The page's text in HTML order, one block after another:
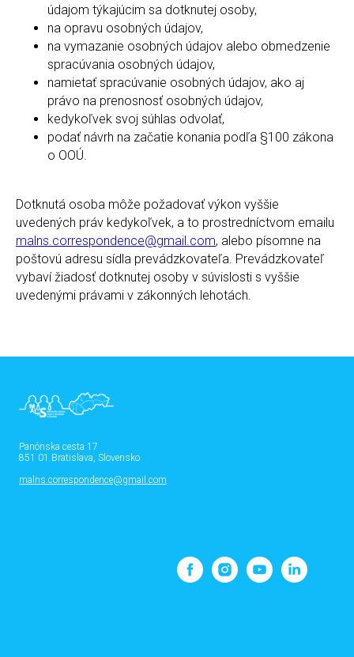
údajom týkajúcim sa dotknutej osoby,
na opravu osobných údajov,
na vymazanie osobných údajov alebo obmedzenie
spracúvania osobných údajov,
namietať spracúvanie osobných údajov, ako aj
právo na prenosnosť osobných údajov,
kedykoľvek svoj súhlas odvolať,
podať návrh na začatie konania podľa §100 zákona
o OOÚ.
Dotknutá osoba môže požadovať výkon vyššie
uvedených práv kedykoľvek, a to prostredníctvom emailu
malns.correspondence@gmail.com, alebo písomne na
poštovú adresu sídla prevádzkovateľa. Prevádzkovateľ
vybaví žiadosť dotknutej osoby v súvislosti s vyššie
uvedenými právami v zákonných lehotách.
Panónska cesta 17
851 01 Bratislava, Slovensko
malns.correspondence@gmail.com